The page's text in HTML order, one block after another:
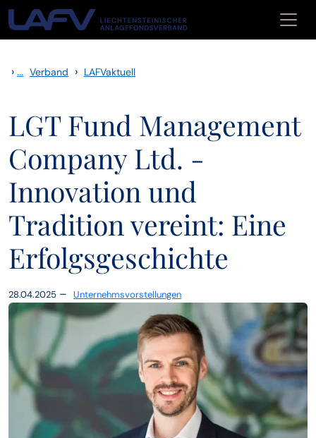
Zum Inhalt springen
›... Verband › LAFVaktuell
LGT Fund Management
Company Ltd. -
Innovation und
Tradition vereint: Eine
Erfolgsgeschichte
28.04.2025 – Unternehmsvorstellungen